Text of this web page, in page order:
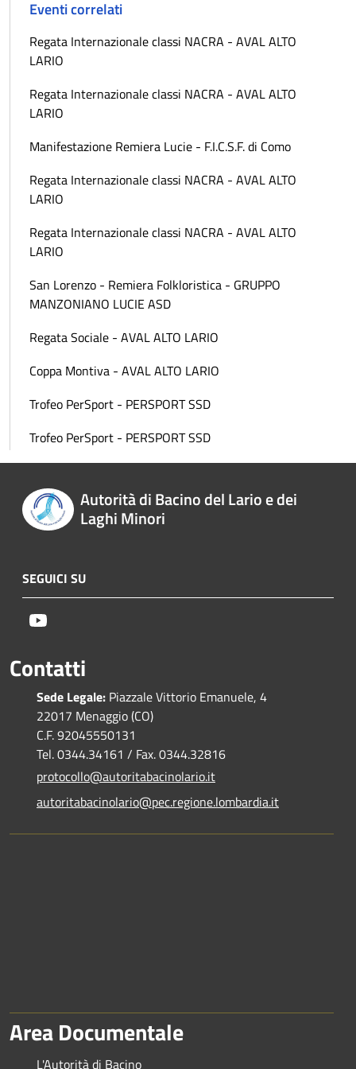
Eventi correlati
Regata Internazionale classi NACRA - AVAL ALTO
LARIO
Regata Internazionale classi NACRA - AVAL ALTO
LARIO
Manifestazione Remiera Lucie - F.I.C.S.F. di Como
Regata Internazionale classi NACRA - AVAL ALTO
LARIO
Regata Internazionale classi NACRA - AVAL ALTO
LARIO
San Lorenzo - Remiera Folkloristica - GRUPPO
MANZONIANO LUCIE ASD
Regata Sociale - AVAL ALTO LARIO
Coppa Montiva - AVAL ALTO LARIO
Trofeo PerSport - PERSPORT SSD
Trofeo PerSport - PERSPORT SSD
Autorità di Bacino del Lario e dei
Laghi Minori
SEGUICI SU
Contatti
Sede Legale: Piazzale Vittorio Emanuele, 4
22017 Menaggio (CO)
C.F. 92045550131
Tel. 0344.34161 / Fax. 0344.32816
protocollo@autoritabacinolario.it
autoritabacinolario@pec.regione.lombardia.it
Area Documentale
L'Autorità di Bacino